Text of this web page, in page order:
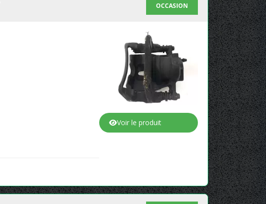
OCCASION
Voir le produit